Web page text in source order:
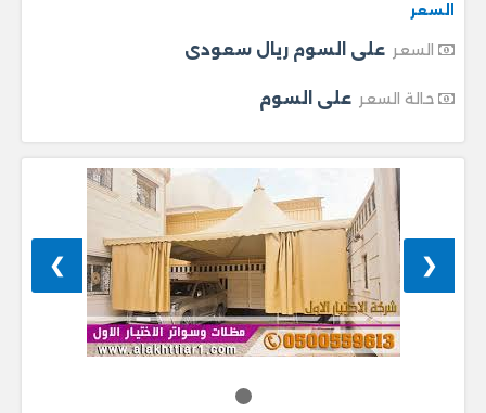
السعر
السعر على السوم ريال سعودى
حالة السعر على السوم
❮
❯